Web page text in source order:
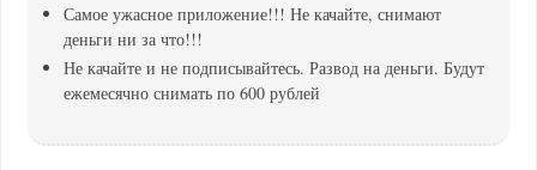
Самое ужасное приложение!!! Не качайте, снимают
деньги ни за что!!!
Не качайте и не подписывайтесь. Развод на деньги. Будут
ежемесячно снимать по 600 рублей